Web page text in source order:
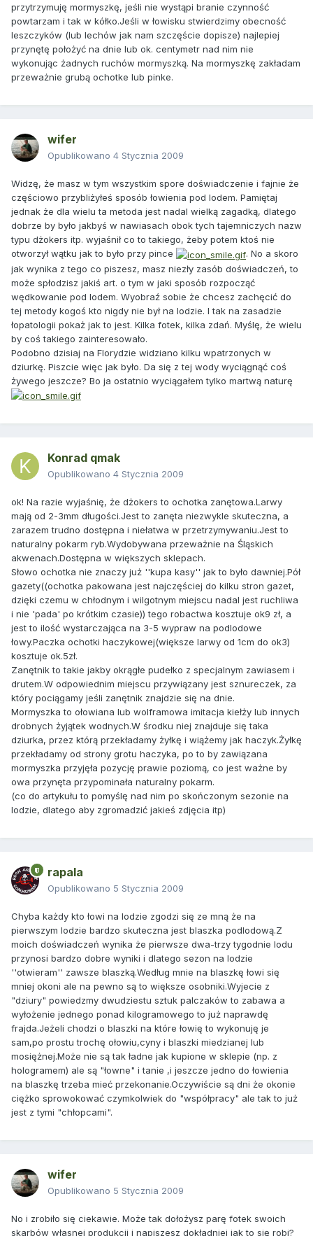
przytrzymuję mormyszkę, jeśli nie wystąpi branie czynność
powtarzam i tak w kółko.Jeśli w łowisku stwierdzimy obecność
leszczyków (lub lechów jak nam szczęście dopisze) najlepiej
przynętę położyć na dnie lub ok. centymetr nad nim nie
wykonując żadnych ruchów mormyszką. Na mormyszkę zakładam
przeważnie grubą ochotke lub pinke.
wifer
Opublikowano 4 Stycznia 2009
Widzę, że masz w tym wszystkim spore doświadczenie i fajnie że
częściowo przybliżyłeś sposób łowienia pod lodem. Pamiętaj
jednak że dla wielu ta metoda jest nadal wielką zagadką, dlatego
dobrze by było jakbyś w nawiasach obok tych tajemniczych nazw
typu dżokers itp. wyjaśnił co to takiego, żeby potem ktoś nie
otworzył wątku jak to było przy pince
. No a skoro
jak wynika z tego co piszesz, masz niezły zasób doświadczeń, to
może spłodzisz jakiś art. o tym w jaki sposób rozpocząć
wędkowanie pod lodem. Wyobraź sobie że chcesz zachęcić do
tej metody kogoś kto nigdy nie był na lodzie. I tak na zasadzie
łopatologii pokaż jak to jest. Kilka fotek, kilka zdań. Myślę, że wielu
by coś takiego zainteresowało.
Podobno dzisiaj na Florydzie widziano kilku wpatrzonych w
dziurkę. Piszcie więc jak było. Da się z tej wody wyciągnąć coś
żywego jeszcze? Bo ja ostatnio wyciągałem tylko martwą naturę
Konrad qmak
Opublikowano 4 Stycznia 2009
ok! Na razie wyjaśnię, że dżokers to ochotka zanętowa.Larwy
mają od 2-3mm długości.Jest to zanęta niezwykle skuteczna, a
zarazem trudno dostępna i niełatwa w przetrzymywaniu.Jest to
naturalny pokarm ryb.Wydobywana przeważnie na Śląskich
akwenach.Dostępna w większych sklepach.
Słowo ochotka nie znaczy już ''kupa kasy'' jak to było dawniej.Pół
gazety((ochotka pakowana jest najczęściej do kilku stron gazet,
dzięki czemu w chłodnym i wilgotnym miejscu nadal jest ruchliwa
i nie 'pada' po krótkim czasie)) tego robactwa kosztuje ok9 zł, a
jest to ilość wystarczająca na 3-5 wypraw na podlodowe
łowy.Paczka ochotki haczykowej(większe larwy od 1cm do ok3)
kosztuje ok.5zł.
Zanętnik to takie jakby okrągłe pudełko z specjalnym zawiasem i
drutem.W odpowiednim miejscu przywiązany jest sznureczek, za
który pociągamy jeśli zanętnik znajdzie się na dnie.
Mormyszka to ołowiana lub wolframowa imitacja kiełży lub innych
drobnych żyjątek wodnych.W środku niej znajduje się taka
dziurka, przez którą przekładamy żyłkę i wiążemy jak haczyk.Żyłkę
przekładamy od strony grotu haczyka, po to by zawiązana
mormyszka przyjęła pozycję prawie poziomą, co jest ważne by
owa przynęta przypominała naturalny pokarm.
(co do artykułu to pomyślę nad nim po skończonym sezonie na
lodzie, dlatego aby zgromadzić jakieś zdjęcia itp)
rapala
Opublikowano 5 Stycznia 2009
Chyba każdy kto łowi na lodzie zgodzi się ze mną że na
pierwszym lodzie bardzo skuteczna jest blaszka podlodową.Z
moich doświadczeń wynika że pierwsze dwa-trzy tygodnie lodu
przynosi bardzo dobre wyniki i dlatego sezon na lodzie
''otwieram'' zawsze blaszką.Według mnie na blaszkę łowi się
mniej okoni ale na pewno są to większe osobniki.Wyjecie z
"dziury" powiedzmy dwudziestu sztuk palczaków to zabawa a
wyłożenie jednego ponad kilogramowego to już naprawdę
frajda.Jeżeli chodzi o blaszki na które łowię to wykonuję je
sam,po prostu trochę ołowiu,cyny i blaszki miedzianej lub
mosiężnej.Może nie są tak ładne jak kupione w sklepie (np. z
hologramem) ale są "łowne" i tanie ,i jeszcze jedno do łowienia
na blaszkę trzeba mieć przekonanie.Oczywiście są dni że okonie
ciężko sprowokować czymkolwiek do "współpracy" ale tak to już
jest z tymi "chłopcami".
wifer
Opublikowano 5 Stycznia 2009
No i zrobiło się ciekawie. Może tak dołożysz parę fotek swoich
skarbów własnej produkcji i napiszesz dokładniej jak to się robi?